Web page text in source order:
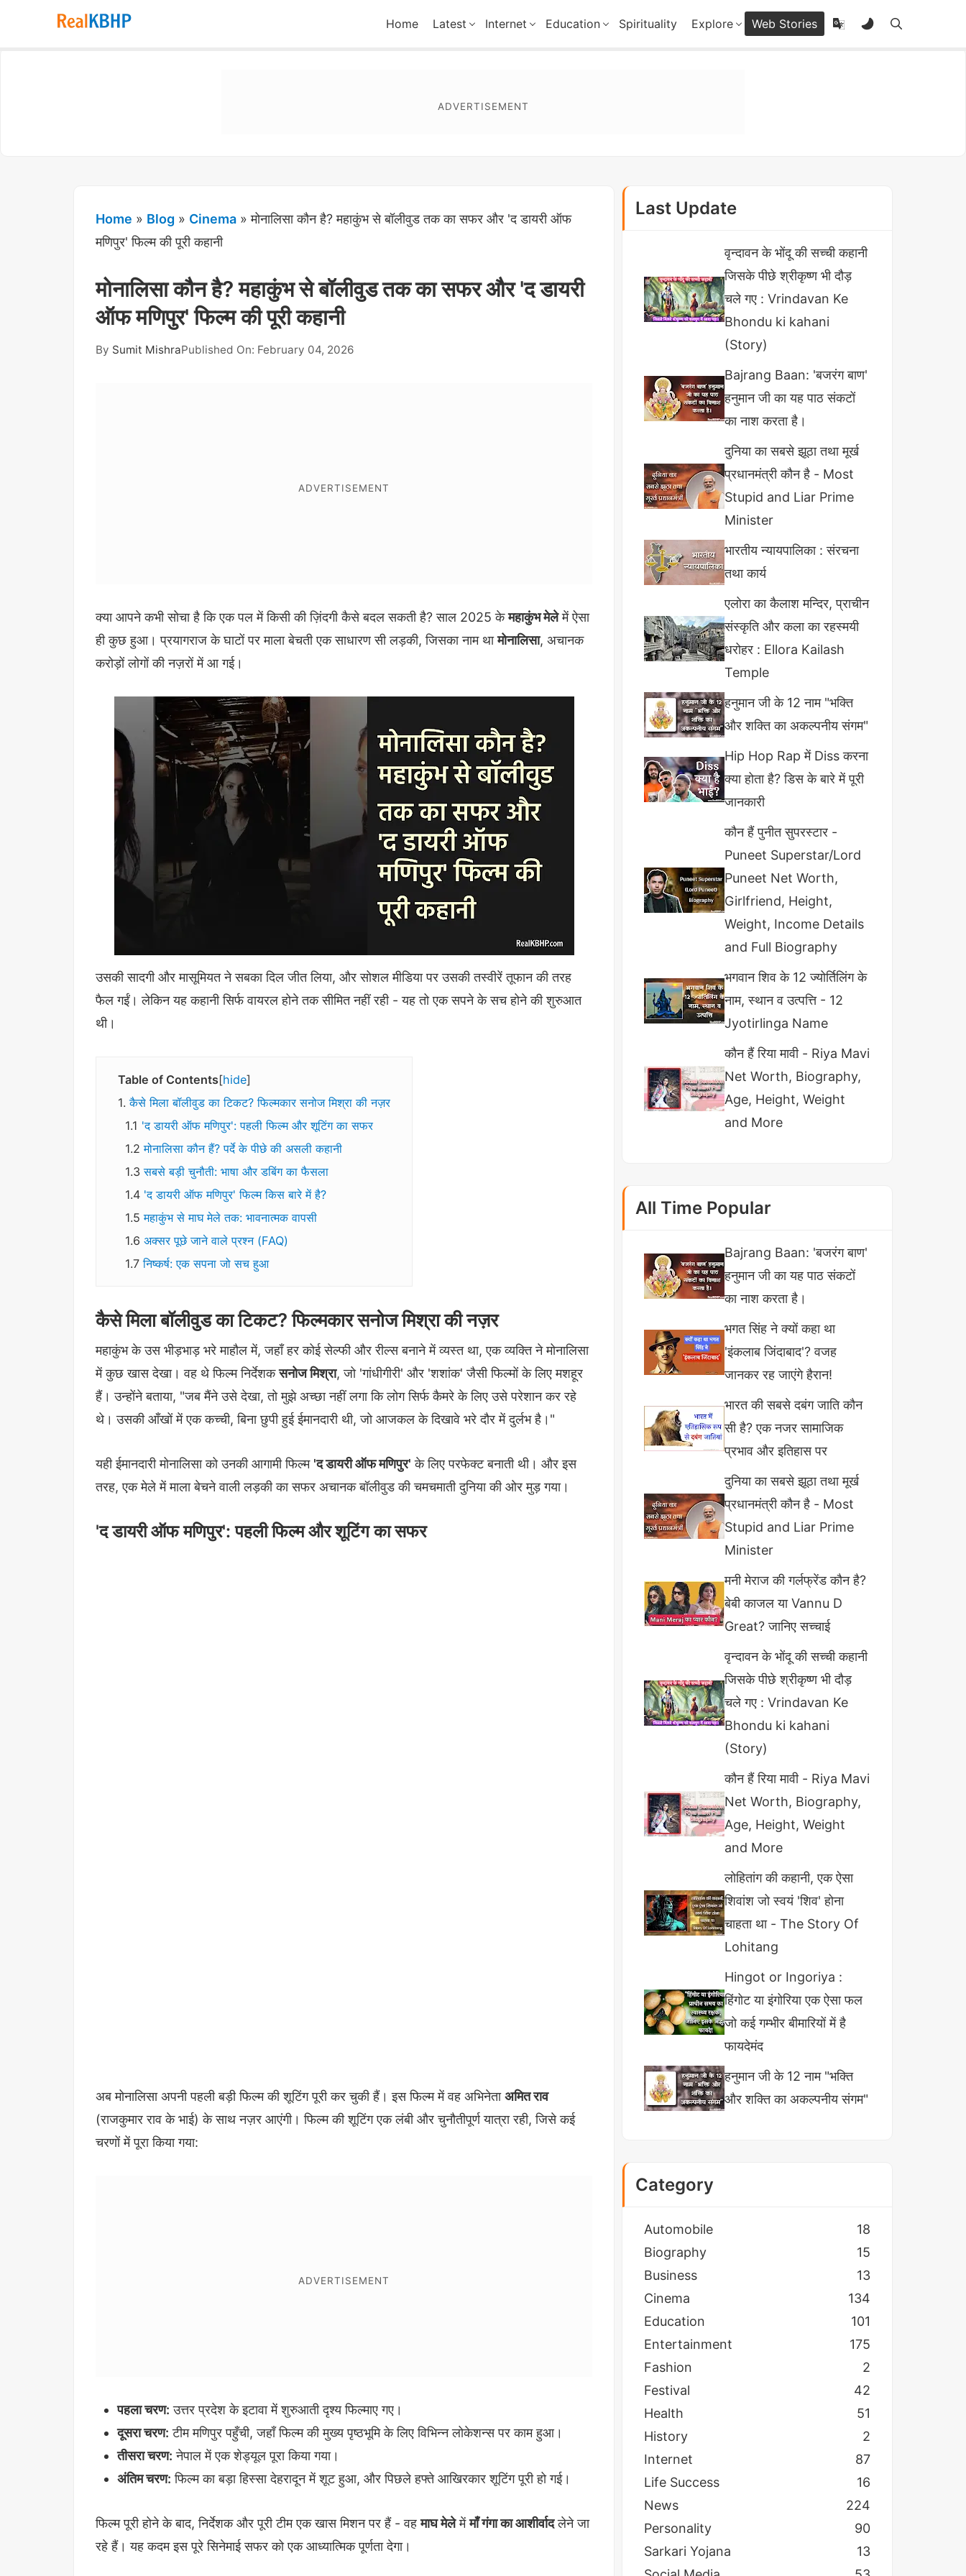
RealKBHP Home Latest Internet Education Spirituality Explore Web Stories
Home » Blog » Cinema »मोनालिसा कौन है? महाकुंभ से बॉलीवुड तक का सफर और 'द डायरी ऑफ
मणिपुर' फिल्म की पूरी कहानी
मोनालिसा कौन है? महाकुंभ से बॉलीवुड तक का सफर और 'द डायरी
ऑफ मणिपुर' फिल्म की पूरी कहानी
By Sumit MishraPublished On: February 04, 2026
क्या आपने कभी सोचा है कि एक पल में किसी की ज़िंदगी कैसे बदल सकती है? साल 2025 केमहाकुंभ मेलेमें ऐसा
ही कुछ हुआ। प्रयागराज के घाटों पर माला बेचती एक साधारण सी लड़की, जिसका नाम थामोनालिसा, अचानक
करोड़ों लोगों की नज़रों में आ गई।
उसकी सादगी और मासूमियत ने सबका दिल जीत लिया, और सोशल मीडिया पर उसकी तस्वीरें तूफान की तरह
फैल गईं। लेकिन यह कहानी सिर्फ वायरल होने तक सीमित नहीं रही - यह तो एक सपने के सच होने की शुरुआत
थी।
Table of Contents hide
कैसे मिला बॉलीवुड का टिकट? फिल्मकार सनोज मिश्रा की नज़र
'द डायरी ऑफ मणिपुर': पहली फिल्म और शूटिंग का सफर
मोनालिसा कौन हैं? पर्दे के पीछे की असली कहानी
सबसे बड़ी चुनौती: भाषा और डबिंग का फैसला
'द डायरी ऑफ मणिपुर' फिल्म किस बारे में है?
महाकुंभ से माघ मेले तक: भावनात्मक वापसी
अक्सर पूछे जाने वाले प्रश्न (FAQ)
निष्कर्ष: एक सपना जो सच हुआ
कैसे मिला बॉलीवुड का टिकट? फिल्मकार सनोज मिश्रा की नज़र
महाकुंभ के उस भीड़भाड़ भरे माहौल में, जहाँ हर कोई सेल्फी और रील्स बनाने में व्यस्त था, एक व्यक्ति ने मोनालिसा
में कुछ खास देखा। वह थे फिल्म निर्देशकसनोज मिश्रा, जो 'गांधीगीरी' और 'शशांक' जैसी फिल्मों के लिए मशहूर
हैं। उन्होंने बताया, "जब मैंने उसे देखा, तो मुझे अच्छा नहीं लगा कि लोग सिर्फ कैमरे के लिए उसे परेशान कर रहे
थे। उसकी आँखों में एक कच्ची, बिना छुपी हुई ईमानदारी थी, जो आजकल के दिखावे भरे दौर में दुर्लभ है।"
यही ईमानदारी मोनालिसा को उनकी आगामी फिल्म 'द डायरी ऑफ मणिपुर' के लिए परफेक्ट बनाती थी। और इस
तरह, एक मेले में माला बेचने वाली लड़की का सफर अचानक बॉलीवुड की चमचमाती दुनिया की ओर मुड़ गया।
'द डायरी ऑफ मणिपुर': पहली फिल्म और शूटिंग का सफर
अब मोनालिसा अपनी पहली बड़ी फिल्म की शूटिंग पूरी कर चुकी हैं। इस फिल्म में वह अभिनेताअमित राव
(राजकुमार राव के भाई) के साथ नज़र आएंगी। फिल्म की शूटिंग एक लंबी और चुनौतीपूर्ण यात्रा रही, जिसे कई
चरणों में पूरा किया गया:
पहला चरण: उत्तर प्रदेश के इटावा में शुरुआती दृश्य फिल्माए गए।
दूसरा चरण: टीम मणिपुर पहुँची, जहाँ फिल्म की मुख्य पृष्ठभूमि के लिए विभिन्न लोकेशन्स पर काम हुआ।
तीसरा चरण: नेपाल में एक शेड्यूल पूरा किया गया।
अंतिम चरण: फिल्म का बड़ा हिस्सा देहरादून में शूट हुआ, और पिछले हफ्ते आखिरकार शूटिंग पूरी हो गई।
फिल्म पूरी होने के बाद, निर्देशक और पूरी टीम एक खास मिशन पर हैं - वहमाघ मेलेमेंमाँ गंगा का आशीर्वादलेने जा
रहे हैं। यह कदम इस पूरे सिनेमाई सफर को एक आध्यात्मिक पूर्णता देगा।
Last Update
वृन्दावन के भोंदू की सच्ची कहानी
जिसके पीछे श्रीकृष्ण भी दौड़
चले गए : Vrindavan Ke
Bhondu ki kahani
(Story)
Bajrang Baan: 'बजरंग बाण'
हनुमान जी का यह पाठ संकटों
का नाश करता है।
दुनिया का सबसे झूठा तथा मूर्ख
प्रधानमंत्री कौन है - Most
Stupid and Liar Prime
Minister
भारतीय न्यायपालिका : संरचना
तथा कार्य
एलोरा का कैलाश मन्दिर, प्राचीन
संस्कृति और कला का रहस्मयी
धरोहर : Ellora Kailash
Temple
हनुमान जी के 12 नाम "भक्ति
और शक्ति का अकल्पनीय संगम"
Hip Hop Rap में Diss करना
क्या होता है? डिस के बारे में पूरी
जानकारी
कौन हैं पुनीत सुपरस्टार -
Puneet Superstar/Lord
Puneet Net Worth,
Girlfriend, Height,
Weight, Income Details
and Full Biography
भगवान शिव के 12 ज्योर्तिलिंग के
नाम, स्थान व उत्पत्ति - 12
Jyotirlinga Name
कौन हैं रिया मावी - Riya Mavi
Net Worth, Biography,
Age, Height, Weight
and More
All Time Popular
Bajrang Baan: 'बजरंग बाण'
हनुमान जी का यह पाठ संकटों
का नाश करता है।
भगत सिंह ने क्यों कहा था
'इंकलाब जिंदाबाद'? वजह
जानकर रह जाएंगे हैरान!
भारत की सबसे दबंग जाति कौन
सी है? एक नजर सामाजिक
प्रभाव और इतिहास पर
दुनिया का सबसे झूठा तथा मूर्ख
प्रधानमंत्री कौन है - Most
Stupid and Liar Prime
Minister
मनी मेराज की गर्लफ्रेंड कौन है?
बेबी काजल या Vannu D
Great? जानिए सच्चाई
वृन्दावन के भोंदू की सच्ची कहानी
जिसके पीछे श्रीकृष्ण भी दौड़
चले गए : Vrindavan Ke
Bhondu ki kahani
(Story)
कौन हैं रिया मावी - Riya Mavi
Net Worth, Biography,
Age, Height, Weight
and More
लोहितांग की कहानी, एक ऐसा
शिवांश जो स्वयं 'शिव' होना
चाहता था - The Story Of
Lohitang
Hingot or Ingoriya :
हिंगोट या इंगोरिया एक ऐसा फल
जो कई गम्भीर बीमारियों में है
फायदेमंद
हनुमान जी के 12 नाम "भक्ति
और शक्ति का अकल्पनीय संगम"
Category
Automobile
18
Biography
15
Business
13
Cinema
134
Education
101
Entertainment
175
Fashion
2
Festival
42
Health
51
History
2
Internet
87
Life Success
16
News
224
Personality
90
Sarkari Yojana
13